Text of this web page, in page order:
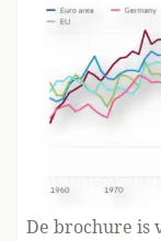
De brochure is